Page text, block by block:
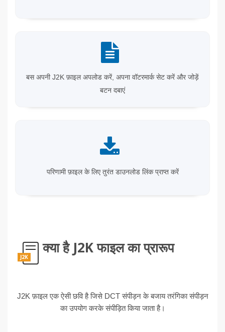
बस अपनी J2K फ़ाइल अपलोड करें, अपना वॉटरमार्क सेट करें और जोड़ें
बटन दबाएं
परिणामी फ़ाइल के लिए तुरंत डाउनलोड लिंक प्राप्त करें
J2K
क्या है J2K फाइल का प्रारूप
J2K फ़ाइल एक ऐसी छवि है जिसे DCT संपीड़न के बजाय तरंगिका संपीड़न
का उपयोग करके संपीड़ित किया जाता है।